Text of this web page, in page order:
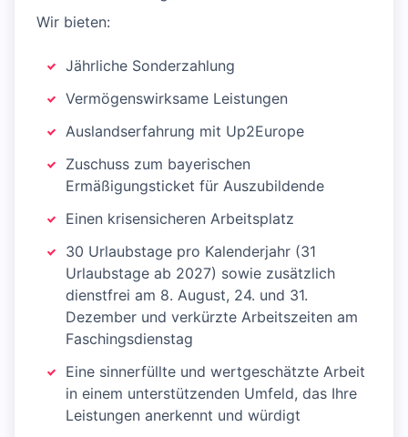
Wir bieten:
Jährliche Sonderzahlung
Vermögenswirksame Leistungen
Auslandserfahrung mit Up2Europe
Zuschuss zum bayerischen
Ermäßigungsticket für Auszubildende
Einen krisensicheren Arbeitsplatz
30 Urlaubstage pro Kalenderjahr (31
Urlaubstage ab 2027) sowie zusätzlich
dienstfrei am 8. August, 24. und 31.
Dezember und verkürzte Arbeitszeiten am
Faschingsdienstag
Eine sinnerfüllte und wertgeschätzte Arbeit
in einem unterstützenden Umfeld, das Ihre
Leistungen anerkennt und würdigt